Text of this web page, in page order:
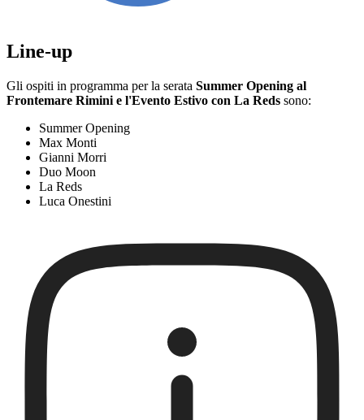
Line-up
Gli ospiti in programma per la serata Summer Opening al
Frontemare Rimini e l'Evento Estivo con La Reds sono:
Summer Opening
Max Monti
Gianni Morri
Duo Moon
La Reds
Luca Onestini